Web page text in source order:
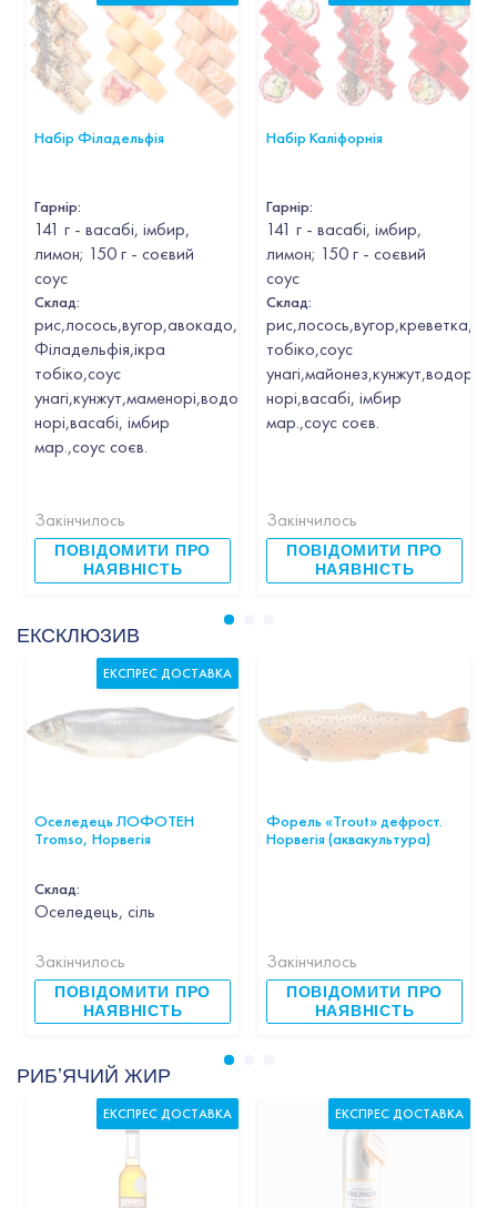
Набір Філадельфія
Гарнір:
141 г - васабі, імбир,
лимон; 150 г - соєвий
соус
Склад:
рис,лосось,вугор,авокадо,сир
Філадельфія,ікра
тобіко,соус
унагі,кунжут,маменорі,водорості
норі,васабі, імбир
мар.,соус соєв.
Закінчилось
ПОВІДОМИТИ ПРО
НАЯВНІСТЬ
Набір Каліфорнія
Гарнір:
141 г - васабі, імбир,
лимон; 150 г - соєвий
соус
Склад:
тобіко,соус
норі,васабі, імбир
мар.,соус соєв.
Закінчилось
ПОВІДОМИТИ ПРО
НАЯВНІСТЬ
ЕКСКЛЮЗИВ
Оселедець ЛОФОТЕН
Tromso, Норвегія
Склад:
Оселедець, сіль
Закінчилось
ПОВІДОМИТИ ПРО
НАЯВНІСТЬ
ЕКСПРЕС ДОСТАВКА
Форель «Trout» дефрост.
Норвегія (аквакультура)
Закінчилось
ПОВІДОМИТИ ПРО
НАЯВНІСТЬ
РИБʼЯЧИЙ ЖИР
ЕКСПРЕС ДОСТАВКА ЕКСПРЕС ДОСТАВКА